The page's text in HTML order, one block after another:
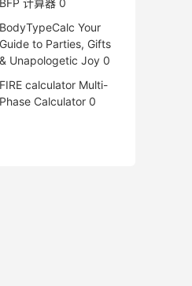
BFP 计算器 0
BodyTypeCalc Your
Guide to Parties, Gifts
& Unapologetic Joy 0
FIRE calculator Multi-
Phase Calculator 0